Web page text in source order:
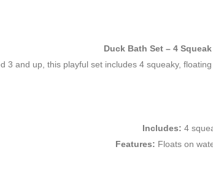
Duck Bath Set – 4
and up, this playful set includes 4 squeaky,
Includes: 4
Features: Floats on